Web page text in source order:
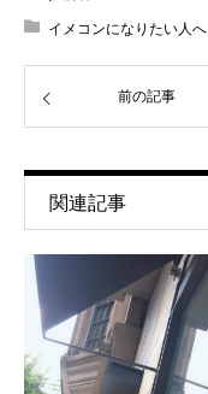
イメコンになりたい人へ
前の記事
関連記事